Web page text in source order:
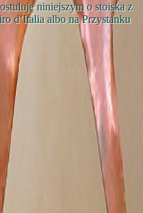
niniejszym o stoiska z
d’Italia albo na Przystanku